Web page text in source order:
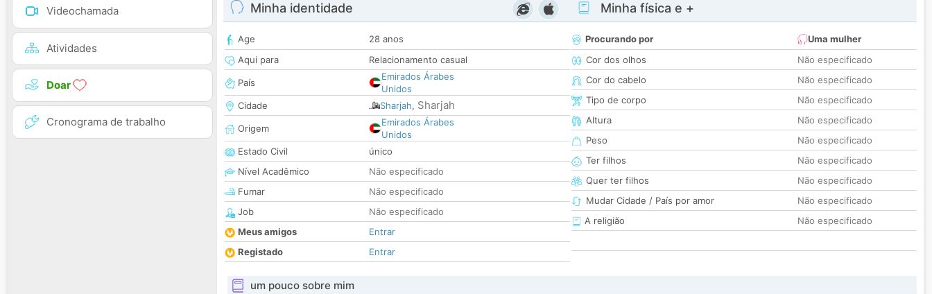
Videochamada
Atividades
Doar
Cronograma de trabalho
Minha identidade
Age
28 anos
Aqui para
Relacionamento casual
País
Emirados Árabes
Unidos
Cidade
Sharjah, Sharjah
Origem
Emirados Árabes
Unidos
Estado Civil
único
Nível Acadêmico
Não especificado
Fumar
Não especificado
Job
Não especificado
Meus amigos
Entrar
Registado
Entrar
Minha física e +
Procurando por
Uma mulher
Cor dos olhos
Não especificado
Cor do cabelo
Não especificado
Tipo de corpo
Não especificado
Altura
Não especificado
Peso
Não especificado
Ter filhos
Não especificado
Quer ter filhos
Não especificado
Mudar Cidade / País por amor
Não especificado
A religião
Não especificado
um pouco sobre mim